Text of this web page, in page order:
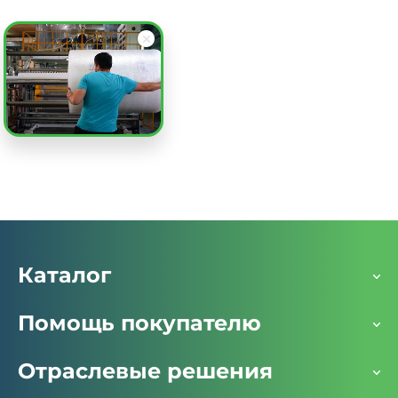
плотность 300, с клеевым клапаном
Заказать
Каталог
Помощь покупателю
Отраслевые решения